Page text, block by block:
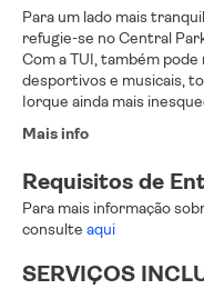
Para um lado mais
refugie-se no Central
Com a TUI, também
desportivos e musicais,
Iorque ainda mais
Mais info
Requisitos de
Para mais informação
consulte aqui
SERVIÇOS